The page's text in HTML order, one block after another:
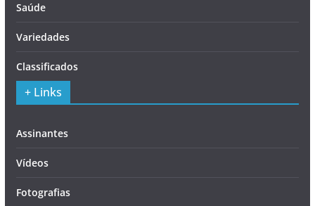
Saúde
Variedades
Classificados
+ Links
Assinantes
Vídeos
Fotografias